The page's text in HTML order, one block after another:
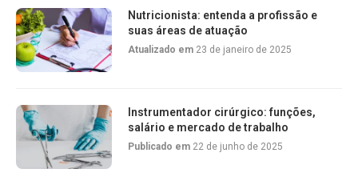
Nutricionista: entenda a profissão e
suas áreas de atuação
Atualizado em 23 de janeiro de 2025
Instrumentador cirúrgico: funções,
salário e mercado de trabalho
Publicado em 22 de junho de 2025